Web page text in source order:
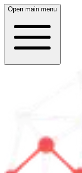
Open main menu